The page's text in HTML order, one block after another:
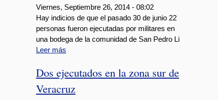
Viernes, Septiembre 26, 2014 - 08:02
Hay indicios de que el pasado 30 de junio 22
personas fueron ejecutadas por militares en
una bodega de la comunidad de San Pedro Li
Leer más
Dos ejecutados en la zona sur de
Veracruz